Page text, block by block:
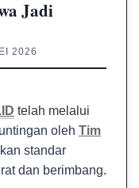
Jadi
2026
telah melalui
oleh Tim
standar
dan berimbang.